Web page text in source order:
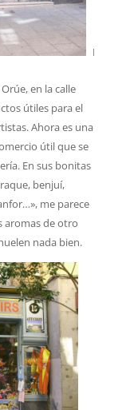
Foto
en la calle
útiles para el
Ahora es una
útil que se
En sus bonitas
benjuí,
me parece
aromas de otro
nada bien.